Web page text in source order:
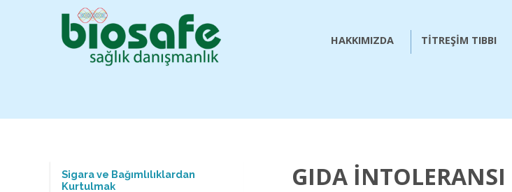
HAKKIMIZDA TİTREŞİM TIBBI
Sigara ve Bağımlılıklardan
Kurtulmak
GIDA İNTOLERANSI